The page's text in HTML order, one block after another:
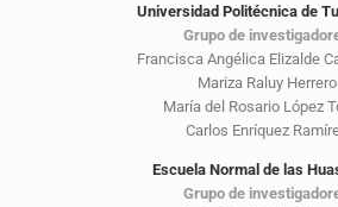
Universidad Politécnica de
Grupo de
Francisca Angélica Elizalde
Mariza Raluy Herrero
María del Rosario López
Carlos Enríquez
Escuela Normal de las
Grupo de